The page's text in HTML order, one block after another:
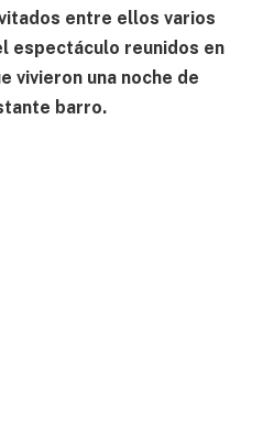
entre ellos varios
espectáculo reunidos en
vivieron una noche de
barro.